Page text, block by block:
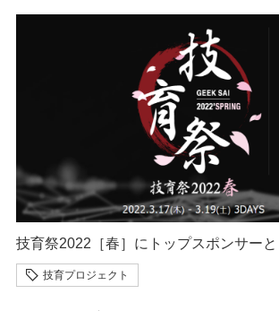
技育祭2022［春］にトップスポンサーと
技育プロジェクト